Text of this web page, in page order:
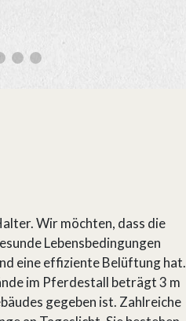
Wir möchten, dass die
Lebensbedingungen
eine effiziente Belüftung hat.
im Pferdestall beträgt 3 m
gegeben ist. Zahlreiche